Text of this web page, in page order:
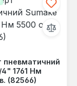
пневматичний
1761 Нм
(82566)